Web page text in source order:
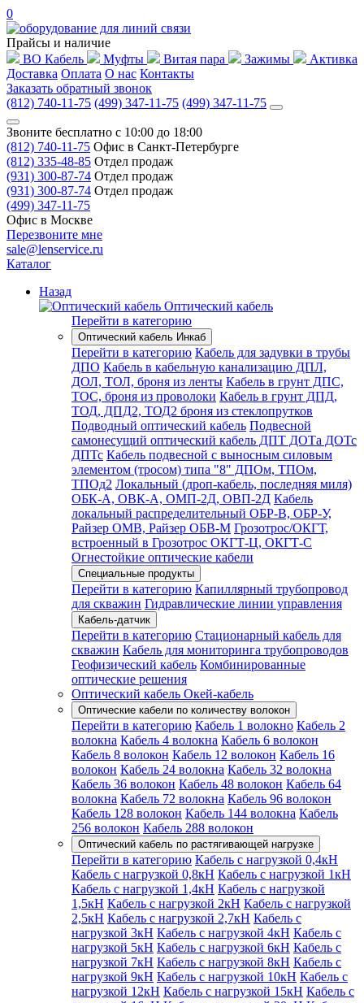
0
Прайсы и наличие
ВО Кабель
Муфты Витая пара Зажимы
Активка
Доставка Оплата О нас Контакты
Заказать обратный звонок
(812) 740-11-75 (499) 347-11-75 (499) 347-11-75
Звоните бесплатно с 10:00 до 18:00
(812) 740-11-75 Офис в Санкт-Петербурге
(812) 335-48-85 Отдел продаж
(931) 300-87-74 Отдел продаж
(931) 300-87-74 Отдел продаж
(499) 347-11-75
Офис в Москве
Перезвоните мне
sale@lenservice.ru
Каталог
Назад
Оптический кабель
Перейти в категорию
Оптический кабель Инкаб
Перейти в категорию Кабель для задувки в трубы
ДПО Кабель в кабельную канализацию ДПЛ,
ДОЛ, ТОЛ, броня из ленты Кабель в грунт ДПС,
ТОС, броня из проволоки Кабель в грунт ДПД,
ТОД, ДПД2, ТОД2 броня из стеклопрутков
Подводный оптический кабель Подвесной
самонесущий оптический кабель ДПТ ДОТа ДОТс
ДПТс Кабель подвесной с выносным силовым
элементом (тросом) типа "8" ДПОм, ТПОм,
ТПОд2 Локальный (дроп-кабель, последняя миля)
ОБК-А, ОВК-А, ОМП-2Д, ОВП-2Д Кабель
локальный распределительный ОБР-В, ОБР-У,
Райзер ОМВ, Райзер ОБВ-М Грозотрос/ОКГТ,
встроенный в Грозотрос ОКГТ-Ц, ОКГТ-С
Огнестойкие оптические кабели
Специальные продукты
Перейти в категорию Капиллярный трубопровод
для скважин Гидравлические линии управления
Кабель-датчик
Перейти в категорию Стационарный кабель для
скважин Кабель для мониторинга трубопроводов
Геофизический кабель Комбинированные
оптические решения
Оптический кабель Окей-кабель
Оптические кабели по количеству волокон
Перейти в категорию Кабель 1 волокно Кабель 2
волокна Кабель 4 волокна Кабель 6 волокон
Кабель 8 волокон Кабель 12 волокон Кабель 16
волокон Кабель 24 волокна Кабель 32 волокна
Кабель 36 волокон Кабель 48 волокон Кабель 64
волокна Кабель 72 волокна Кабель 96 волокон
Кабель 128 волокон Кабель 144 волокна Кабель
256 волокон Кабель 288 волокон
Оптический кабель по растягивающей нагрузке
Перейти в категорию Кабель с нагрузкой 0,4кН
Кабель с нагрузкой 0,8кН Кабель с нагрузкой 1кН
Кабель с нагрузкой 1,4кН Кабель с нагрузкой
1,5кН Кабель с нагрузкой 2кН Кабель с нагрузкой
2,5кН Кабель с нагрузкой 2,7кН Кабель с
нагрузкой 3кН Кабель с нагрузкой 4кН Кабель с
нагрузкой 5кН Кабель с нагрузкой 6кН Кабель с
нагрузкой 7кН Кабель с нагрузкой 8кН Кабель с
нагрузкой 9кН Кабель с нагрузкой 10кН Кабель с
нагрузкой 12кН Кабель с нагрузкой 15кН Кабель с